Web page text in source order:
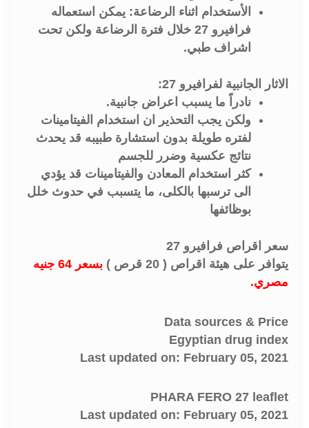
الأستخدام اثناء الرضاعة: يمكن استعماله
فرافيرو 27 خلال فترة الرضاعة ولكن تحت
اشراف طبي.
الاثار الجانبية لفرافيرو 27:
نادراً ما يسبب اعراض جانبية.
ولكن يجب التحذير ان استخدام الفيتامينات
لفتره طويلة بدون استشارة طبيبه قد يحدث
نتائج عكسية وضرر للجسم
كثر استخدام المعادن والفيتامينات قد يؤدي
الى ترسبها بالكلى، ما يتسبب في حدوث خلل
بوظائفها
سعر اقراص فرافيرو 27
يتوافر على هيئة اقراص ( 20 قرص )
بسعر 64 جنيه
مصري.
Data sources & Price
Egyptian drug index
Last updated on: February 05, 2021
PHARA FERO 27 leaflet
Last updated on: February 05, 2021